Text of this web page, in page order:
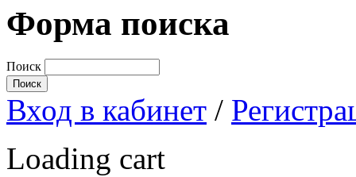
Форма поиска
Поиск
Вход в кабинет /
Loading cart